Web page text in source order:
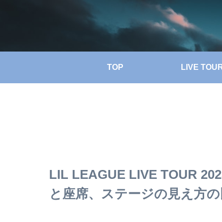
TOP LIVE
LIL LEAGUE LIVE TOUR
と座席、ステージの見え方